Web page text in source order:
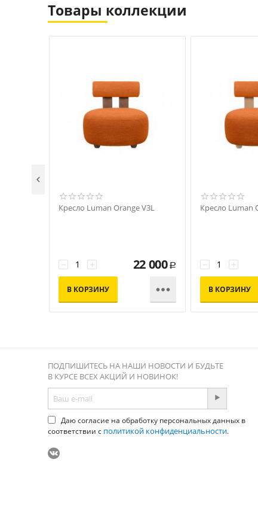
Товары коллекции
Кресло Luman Orange V3L
+
− 22 000 Р
В КОРЗИНУ 
Кресло Luman
+
−
В КОРЗИНУ

ПОДПИШИТЕСЬ НА НАШИ НОВОСТИ И БУДЬТЕ
В КУРСЕ ВСЕХ АКЦИЙ И НОВИНОК!
Даю согласие на обработку персональных данных в
соответствии с политикой конфиденциальности.